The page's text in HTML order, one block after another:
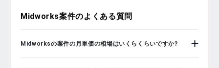
Midworks案件のよくある質問
Midworksの案件の月単価の相場はいくらくらいですか?